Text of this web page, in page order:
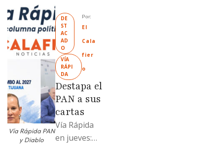
Mexicali;
Llamadme
Ruffo
“Mandela”;
Evangelina
Moreno no
soportó; Los
…
Vía Rápida PAN
y Diablo
DE
ST
AC
AD
O
VÍA
RÁPI
DA
Por:
El
Cala
fier
o
Destapa el
PAN a sus
cartas
Vía Rápida
en jueves: